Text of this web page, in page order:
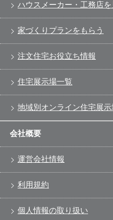
ハウスメーカー・工務店を
家づくりプランをもらう
注文住宅お役立ち情報
住宅展示場一覧
地域別オンライン住宅展示
会社概要
運営会社情報
利用規約
個人情報の取り扱い